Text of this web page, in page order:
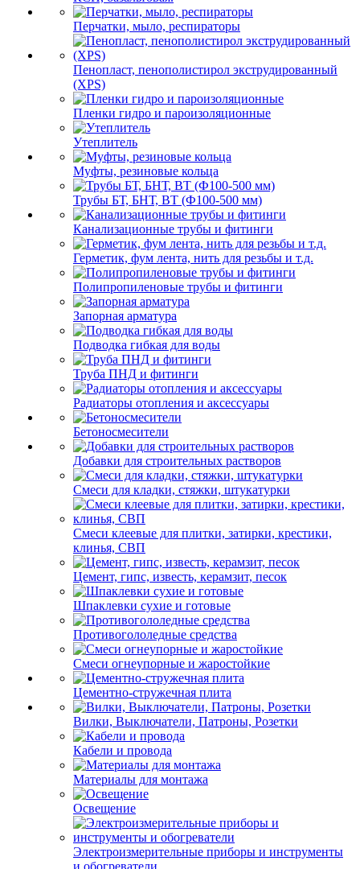
Перчатки, мыло, респираторы
Пенопласт, пенополистирол экструдированный
(XPS)
Пленки гидро и пароизоляционные
Утеплитель
Муфты, резиновые кольца
Трубы БТ, БНТ, ВТ (Ф100-500 мм)
Канализационные трубы и фитинги
Герметик, фум лента, нить для резьбы и т.д.
Полипропиленовые трубы и фитинги
Запорная арматура
Подводка гибкая для воды
Труба ПНД и фитинги
Радиаторы отопления и аксессуары
Бетоносмесители
Добавки для строительных растворов
Смеси для кладки, стяжки, штукатурки
Смеси клеевые для плитки, затирки, крестики,
клинья, СВП
Цемент, гипс, известь, керамзит, песок
Шпаклевки сухие и готовые
Противогололедные средства
Смеси огнеупорные и жаростойкие
Цементно-стружечная плита
Вилки, Выключатели, Патроны, Розетки
Кабели и провода
Материалы для монтажа
Освещение
Электроизмерительные приборы и инструменты
и обогреватели